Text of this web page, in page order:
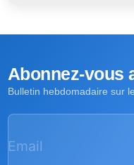
Abonnez-vous
Bulletin hebdomadaire sur
Email